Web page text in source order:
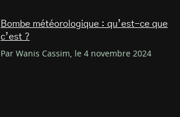
Bombe météorologique : qu’est-ce que
c’est ?
Par Wanis Cassim, le 4 novembre 2024